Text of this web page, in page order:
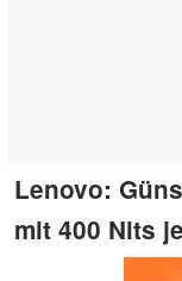
Lenovo:
mit 400 Nits